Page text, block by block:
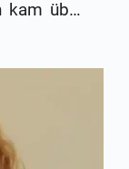
kam über